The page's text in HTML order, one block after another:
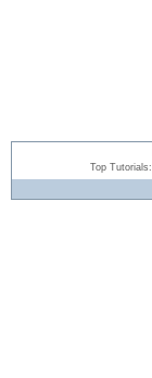
Top Tutorials: